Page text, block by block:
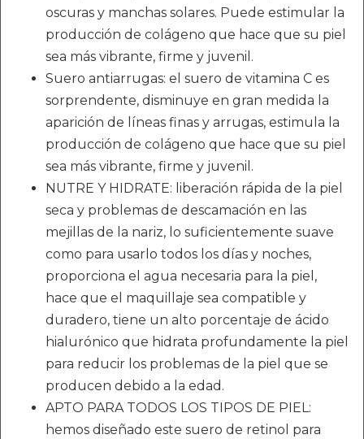
oscuras y manchas solares. Puede estimular la
producción de colágeno que hace que su piel
sea más vibrante, firme y juvenil.
Suero antiarrugas: el suero de vitamina C es
sorprendente, disminuye en gran medida la
aparición de líneas finas y arrugas, estimula la
producción de colágeno que hace que su piel
sea más vibrante, firme y juvenil.
NUTRE Y HIDRATE: liberación rápida de la piel
seca y problemas de descamación en las
mejillas de la nariz, lo suficientemente suave
como para usarlo todos los días y noches,
proporciona el agua necesaria para la piel,
hace que el maquillaje sea compatible y
duradero, tiene un alto porcentaje de ácido
hialurónico que hidrata profundamente la piel
para reducir los problemas de la piel que se
producen debido a la edad.
APTO PARA TODOS LOS TIPOS DE PIEL:
hemos diseñado este suero de retinol para